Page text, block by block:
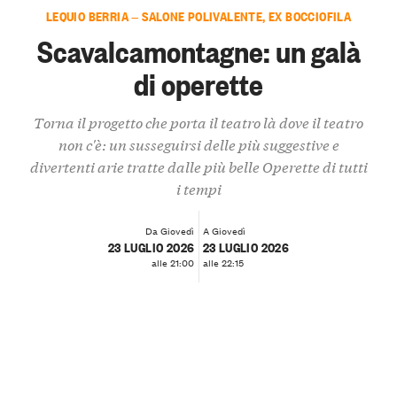
LEQUIO BERRIA — SALONE POLIVALENTE, EX BOCCIOFILA
Scavalcamontagne: un galà
di operette
Torna il progetto che porta il teatro là dove il teatro
non c'è: un susseguirsi delle più suggestive e
divertenti arie tratte dalle più belle Operette di tutti
i tempi
Da Giovedì
23 LUGLIO 2026
alle 21:00
A Giovedì
23 LUGLIO 2026
alle 22:15